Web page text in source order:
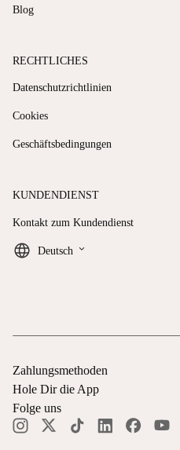
Blog
RECHTLICHES
Datenschutzrichtlinien
Cookies
Geschäftsbedingungen
KUNDENDIENST
Kontakt zum Kundendienst
Deutsch keyboard_arrow_down
Zahlungsmethoden
Hole Dir die App
Folge uns